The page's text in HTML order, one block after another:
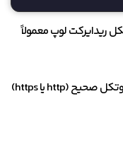
ریدایرکت لوپ معمولاً
مطمئن شوید که آدرس سایت با پروتکل صحیح (http یا https)